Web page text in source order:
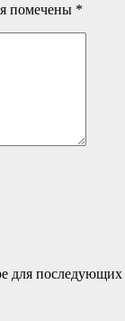
помечены *
для